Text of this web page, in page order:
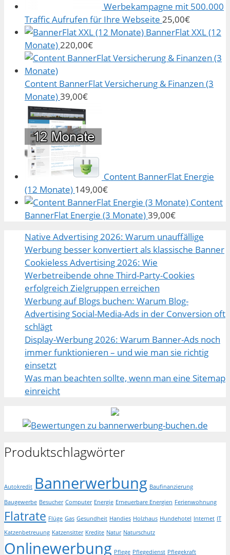
Werbekampagne mit 500.000
Traffic Aufrufen für Ihre Webseite 25,00€
BannerFlat XXL (12
Monate)220,00€
Content BannerFlat Versicherung & Finanzen (3
Monate)39,00€
Content BannerFlat Energie
(12 Monate) 149,00€
Content
BannerFlat Energie (3 Monate)39,00€
Native Advertising 2026: Warum unauffällige
Werbung besser konvertiert als klassische Banner
Cookieless Advertising 2026: Wie
Werbetreibende ohne Third-Party-Cookies
erfolgreich Zielgruppen erreichen
Werbung auf Blogs buchen: Warum Blog-
Advertising Social-Media-Ads in der Conversion oft
schlägt
Display-Werbung 2026: Warum Banner-Ads noch
immer funktionieren – und wie man sie richtig
einsetzt
Was man beachten sollte, wenn man eine Sitemap
einreicht
Produktschlagwörter
Autokredit Bannerwerbung Baufinanzierung
Baugewerbe Besucher Computer Energie Erneuerbare Energien Ferienwohnung
Flatrate Flüge Gas Gesundheit Handies Holzhaus Hundehotel Internet IT
Katzenbetreuung Katzensitter Kredite Natur Naturschutz
Onlinewerbung Pflege Pflegedienst Pflegekraft